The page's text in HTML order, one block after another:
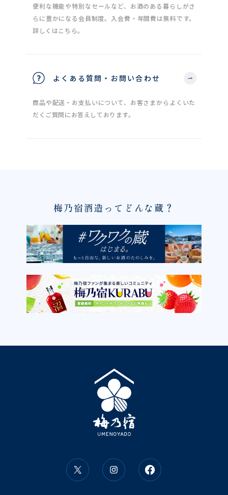
便利な機能や特別なセールなど、お酒のある暮らしがさ
らに豊かになる会員制度。入会費・年間費は無料です。
詳しくはこちら。
よくある質問・お問い合わせ
商品や配送・お支払いについて、お客さまからよくいた
だくご質問にお答えしております。
梅乃宿酒造ってどんな蔵？